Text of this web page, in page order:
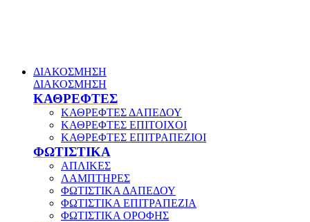
ΔΙΑΚΟΣΜΗΣΗ
ΔΙΑΚΟΣΜΗΣΗ
ΚΑΘΡΕΦΤΕΣ
ΚΑΘΡΕΦΤΕΣ ΔΑΠΕΔΟΥ
ΚΑΘΡΕΦΤΕΣ ΕΠΙΤΟΙΧΟΙ
ΚΑΘΡΕΦΤΕΣ ΕΠΙΤΡΑΠΕΖΙΟΙ
ΦΩΤΙΣΤΙΚΑ
ΑΠΛΙΚΕΣ
ΛΑΜΠΤΗΡΕΣ
ΦΩΤΙΣΤΙΚΑ ΔΑΠΕΔΟΥ
ΦΩΤΙΣΤΙΚΑ ΕΠΙΤΡΑΠΕΖΙΑ
ΦΩΤΙΣΤΙΚΑ ΟΡΟΦΗΣ